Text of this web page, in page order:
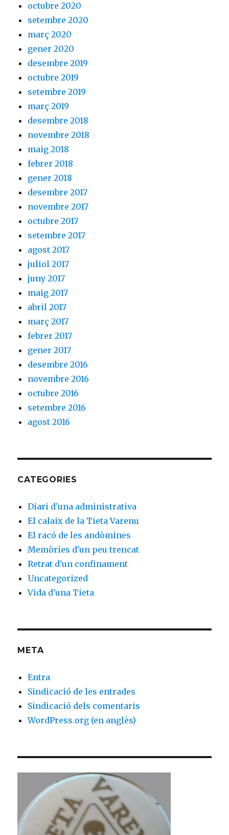
octubre 2020
setembre 2020
març 2020
gener 2020
desembre 2019
octubre 2019
setembre 2019
març 2019
desembre 2018
novembre 2018
maig 2018
febrer 2018
gener 2018
desembre 2017
novembre 2017
octubre 2017
setembre 2017
agost 2017
juliol 2017
juny 2017
maig 2017
abril 2017
març 2017
febrer 2017
gener 2017
desembre 2016
novembre 2016
octubre 2016
setembre 2016
agost 2016
CATEGORIES
Diari d'una administrativa
El calaix de la Tieta Varenu
El racó de les andòmines
Memòries d'un peu trencat
Retrat d'un confinament
Uncategorized
Vida d'una Tieta
META
Entra
Sindicació de les entrades
Sindicació dels comentaris
WordPress.org (en anglès)